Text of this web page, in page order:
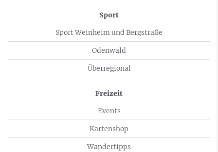
Sport
Sport Weinheim und Bergstraße
Odenwald
Überregional
Freizeit
Events
Kartenshop
Wandertipps